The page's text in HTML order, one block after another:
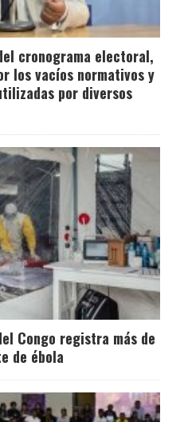
cronograma electoral,
los vacíos normativos y
por diversos
Congo registra más de
de ébola